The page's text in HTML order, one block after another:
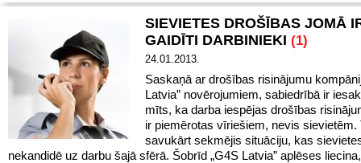
SIEVIETES DROŠĪBAS JOMĀ
GAIDĪTI DARBINIEKI (1)
24.01.2013.
Saskaņā ar drošības risinājumu
Latvia” novērojumiem, sabiedrībā ir
mīts, ka darba iespējas drošības
ir piemērotas vīriešiem, nevis sievietēm.
savukārt sekmējis situāciju, kas
nekandidē uz darbu šajā sfērā. Šobrīd „G4S Latvia” aplēses